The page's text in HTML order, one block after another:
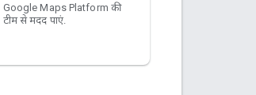
Google Maps Platform की
टीम से मदद पाएं.